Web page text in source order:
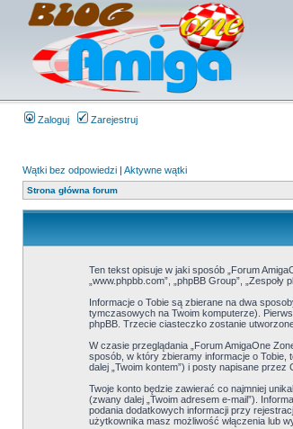
Zaloguj Zarejestruj
Wątki bez odpowiedzi | Aktywne wątki
Strona główna forum
Ten tekst opisuje w jaki sposób „Forum
„www.phpbb.com”, „phpBB Group”,
Informacje o Tobie są zbierane na dwa
tymczasowych na Twoim komputerze).
phpBB. Trzecie ciasteczko zostanie
W czasie przeglądania „Forum AmigaOne
sposób, w który zbieramy informacje o Tobie,
dalej „Twoim kontem”) i posty napisane
Twoje konto będzie zawierać co najmniej
(zwany dalej „Twoim adresem e-mail”).
podania dodatkowych informacji przy
użytkownika masz możliwość włączenia lub